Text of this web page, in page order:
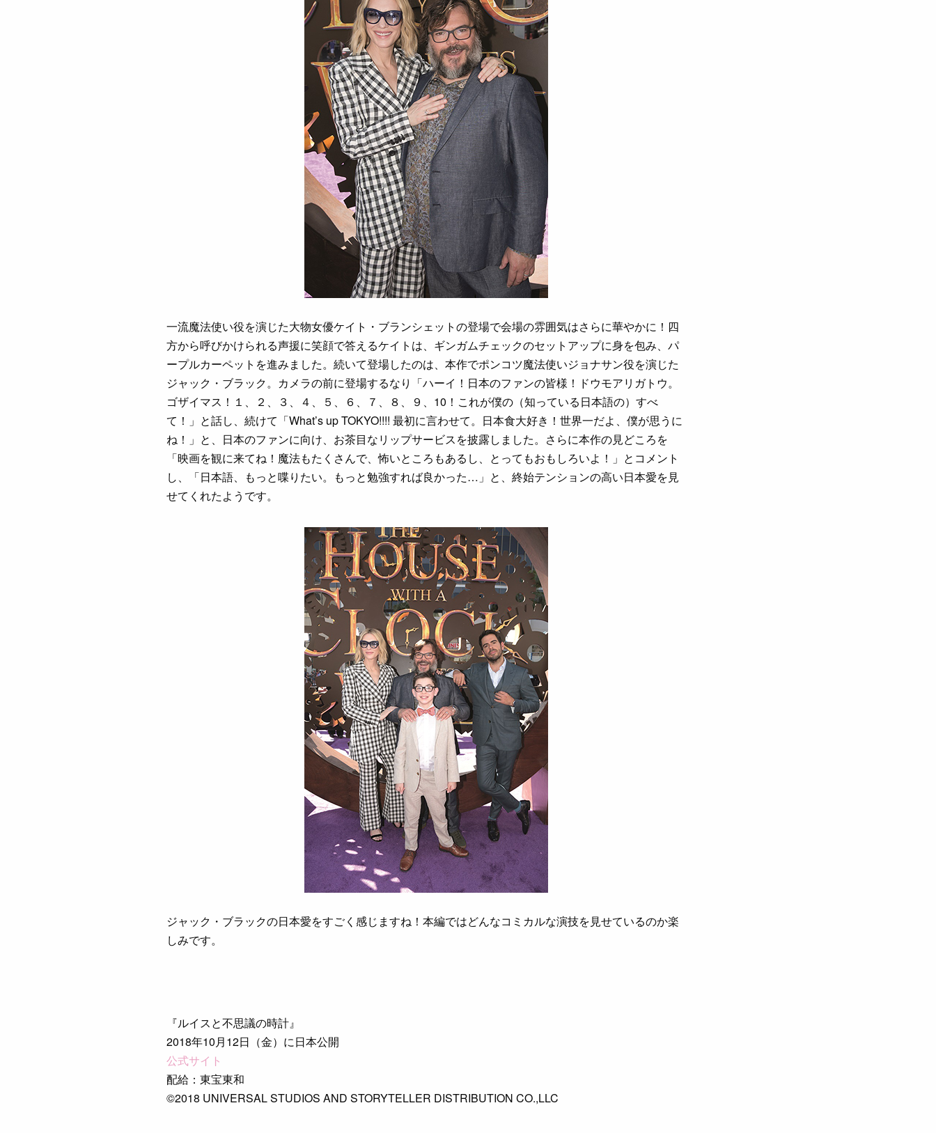
一流魔法使い役を演じた大物女優ケイト・ブランシェットの登場で会場の雰囲気はさらに華やかに！四
方から呼びかけられる声援に笑顔で答えるケイトは、ギンガムチェックのセットアップに身を包み、パ
ープルカーペットを進みました。続いて登場したのは、本作でポンコツ魔法使いジョナサン役を演じた
ジャック・ブラック。カメラの前に登場するなり「ハーイ！日本のファンの皆様！ドウモアリガトウ。
ゴザイマス！１、２、３、４、５、６、７、８、９、10！これが僕の（知っている日本語の）すべ
て！」と話し、続けて「What’s up TOKYO!!!! 最初に言わせて。日本食大好き！世界一だよ、僕が思うに
ね！」と、日本のファンに向け、お茶目なリップサービスを披露しました。さらに本作の見どころを
「映画を観に来てね！魔法もたくさんで、怖いところもあるし、とってもおもしろいよ！」とコメント
し、「日本語、もっと喋りたい。もっと勉強すれば良かった…」と、終始テンションの高い日本愛を見
せてくれたようです。
ジャック・ブラックの日本愛をすごく感じますね！本編ではどんなコミカルな演技を見せているのか楽
しみです。
『ルイスと不思議の時計』
2018年10月12日（金）に日本公開
公式サイト
配給：東宝東和
©2018 UNIVERSAL STUDIOS AND STORYTELLER DISTRIBUTION CO.,LLC